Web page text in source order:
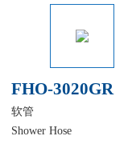
FHO-3020GR
软管
Shower Hose